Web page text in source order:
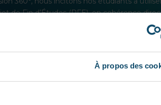
À propos des
de Fin d’Études (PFE), en cohérence
être conduits avec une réflexion
des technologies mobilisées.
apprennent non seulement à répondre
de l’IA générative, mais aussi à en
manière responsable et durable en